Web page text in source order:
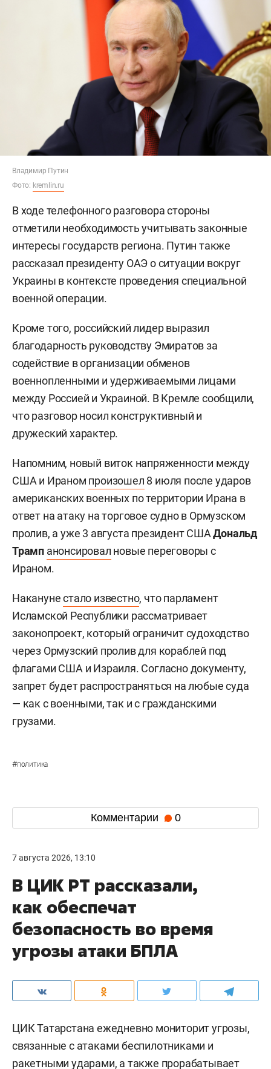
Владимир Путин
Фото: kremlin.ru
В ходе телефонного разговора стороны
отметили необходимость учитывать законные
интересы государств региона. Путин также
рассказал президенту ОАЭ о ситуации вокруг
Украины в контексте проведения специальной
военной операции.
Кроме того, российский лидер выразил
благодарность руководству Эмиратов за
содействие в организации обменов
военнопленными и удерживаемыми лицами
между Россией и Украиной. В Кремле сообщили,
что разговор носил конструктивный и
дружеский характер.
Напомним, новый виток напряженности между
США и Ираном произошел 8 июля после ударов
американских военных по территории Ирана в
ответ на атаку на торговое судно в Ормузском
пролив, а уже 3 августа президент СШАДональд
Трамп анонсировал новые переговоры с
Ираном.
Наканунестало известно, что парламент
Исламской Республики рассматривает
законопроект, который ограничит судоходство
через Ормузский пролив для кораблей под
флагами США и Израиля. Согласно документу,
запрет будет распространяться на любые суда
— как с военными, так и с гражданскими
грузами.
#политика
Комментарии 0
7 августа 2026, 13:10
В ЦИК РТ рассказали,
как обеспечат
безопасность во время
угрозы атаки БПЛА
ЦИК Татарстана ежедневно мониторит угрозы,
связанные с атаками беспилотниками и
ракетными ударами, а также прорабатывает